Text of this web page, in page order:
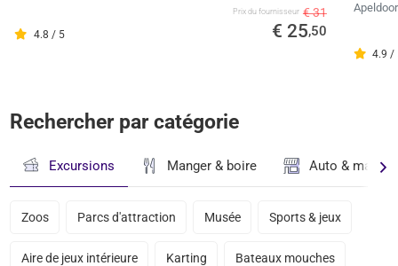
4.8 / 5
Prix ​​du fournisseur € 31
€ 25,50
4.9 /
Rechercher par catégorie
Excursions Manger & boire Auto &
Zoos Parcs d'attraction Musée Sports & jeux
Aire de jeux intérieure Karting Bateaux mouches